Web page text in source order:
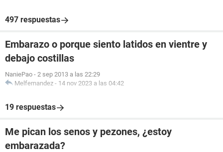
497 respuestas
Embarazo o porque siento latidos en vientre y
debajo costillas
NaniePao - 2 sep 2013 a las 22:29
Melfernandez - 14 nov 2023 a las 04:42
19 respuestas
Me pican los senos y pezones, ¿estoy
embarazada?